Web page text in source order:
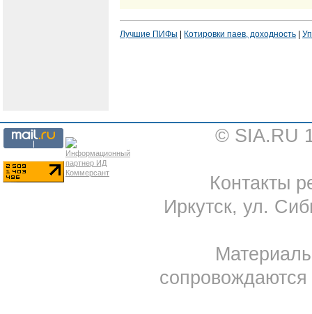
Лучшие ПИФы | Котировки паев, доходность |
© SIA.RU
Контакты
Иркутск, ул.